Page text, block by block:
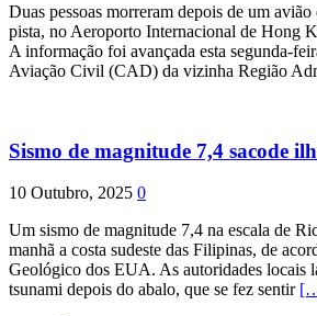
Duas pessoas morreram depois de um avião
pista, no Aeroporto Internacional de Hong
A informação foi avançada esta segunda-
Aviação Civil (CAD) da vizinha Região
Sismo de magnitude 7,4 sacode
10 Outubro, 2025 0
Um sismo de magnitude 7,4 na escala de
manhã a costa sudeste das Filipinas, de
Geológico dos EUA. As autoridades locais
tsunami depois do abalo, que se fez sentir